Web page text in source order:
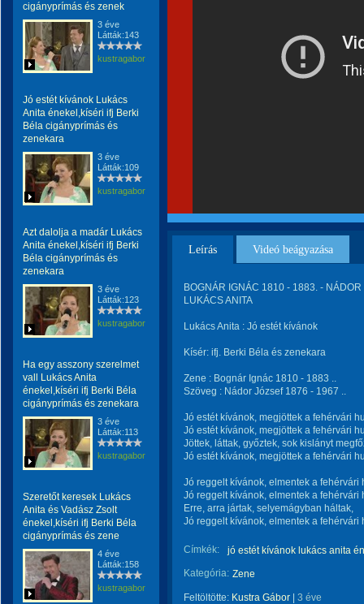
cigányprímás és zenek
3 éve
Látták:143
kustragabor
Jó estét kívánok Lukács
Anita énekel,kíséri ifj Berki
Béla cigányprímás és
zenekara
3 éve
Látták:109
kustragabor
Azt dalolja a madár Lukács
Anita énekel,kíséri ifj Berki
Béla cigányprímás és
zenekara
3 éve
Látták:123
kustragabor
Ha egy asszony szerelmet
vall Lukács Anita
énekel,kíséri ifj Berki Béla
cigányprímás és zenekara
3 éve
Látták:113
kustragabor
Szeretőt keresek Lukács
Anita és Vadász Zsolt
énekel,kíséri ifj Berki Béla
cigányprímás és zene
4 éve
Látták:158
kustragabor
Leírás Videó beágyazása
BOGNÁR IGNÁC 1810 - 1883. -
LUKÁCS ANITA
Lukács Anita : Jó estét kívánok
Kísér: ifj. Berki Béla és zenekara
Zene : Bognár Ignác 1810 - 1883 ..
Szöveg : Nádor József 1876 - 1967 ..
Jó estét kívánok, megjöttek a fehérvári
Jó estét kívánok, megjöttek a fehérvári
Jöttek, láttak, győztek, sok kislányt
Jó estét kívánok, megjöttek a fehérvári
Jó reggelt kívánok, elmentek a fehérvári
Jó reggelt kívánok, elmentek a fehérvári
Erre, arra jártak, selyemágyban háltak,
Jó reggelt kívánok, elmentek a fehérvári
Címkék:
jó estét kívánok lukács anita
Kategória: Zene
Feltöltötte: Kustra Gábor 3 éve